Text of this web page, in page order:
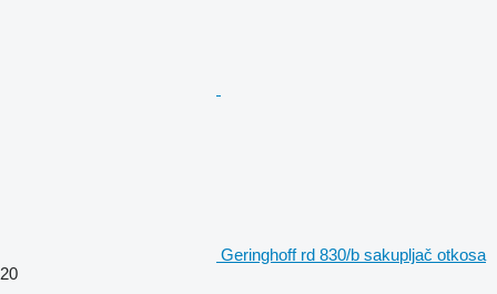
Geringhoff rd 830/b sakupljač otkosa
20